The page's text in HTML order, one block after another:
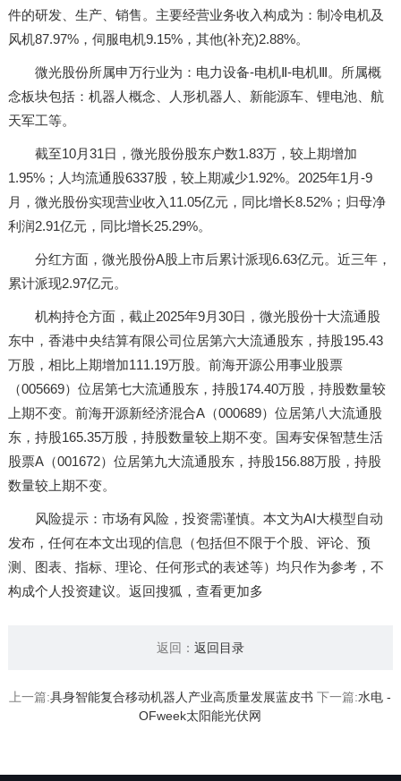
件的研发、生产、销售。主要经营业务收入构成为：制冷电机及
风机87.97%，伺服电机9.15%，其他(补充)2.88%。
微光股份所属申万行业为：电力设备-电机Ⅱ-电机Ⅲ。所属概
念板块包括：机器人概念、人形机器人、新能源车、锂电池、航
天军工等。
截至10月31日，微光股份股东户数1.83万，较上期增加
1.95%；人均流通股6337股，较上期减少1.92%。2025年1月-9
月，微光股份实现营业收入11.05亿元，同比增长8.52%；归母净
利润2.91亿元，同比增长25.29%。
分红方面，微光股份A股上市后累计派现6.63亿元。近三年，
累计派现2.97亿元。
机构持仓方面，截止2025年9月30日，微光股份十大流通股
东中，香港中央结算有限公司位居第六大流通股东，持股195.43
万股，相比上期增加111.19万股。前海开源公用事业股票
（005669）位居第七大流通股东，持股174.40万股，持股数量较
上期不变。前海开源新经济混合A（000689）位居第八大流通股
东，持股165.35万股，持股数量较上期不变。国寿安保智慧生活
股票A（001672）位居第九大流通股东，持股156.88万股，持股
数量较上期不变。
风险提示：市场有风险，投资需谨慎。本文为AI大模型自动
发布，任何在本文出现的信息（包括但不限于个股、评论、预
测、图表、指标、理论、任何形式的表述等）均只作为参考，不
构成个人投资建议。返回搜狐，查看更加多
返回： 返回目录
上一篇:具身智能复合移动机器人产业高质量发展蓝皮书 下一篇:水电 -
OFweek太阳能光伏网